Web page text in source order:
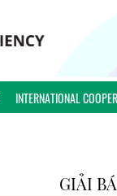
INTERNATIONAL
GIẢI